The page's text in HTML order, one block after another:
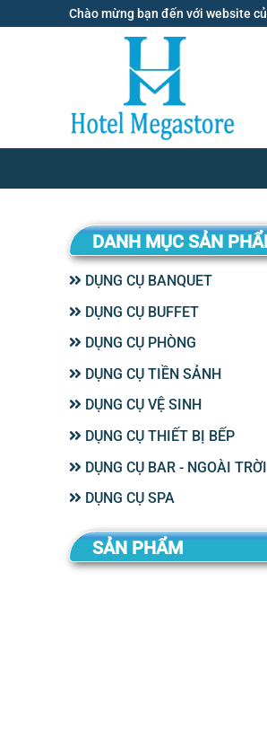
qua
Chào mừng bạn đến với website
DANH MỤC SẢN
DỤNG CỤ BANQUET
DỤNG CỤ BUFFET
DỤNG CỤ PHÒNG
DỤNG CỤ TIỀN SẢNH
DỤNG CỤ VỆ SINH
DỤNG CỤ THIẾT BỊ BẾP
DỤNG CỤ BAR - NGOÀI TRỜI
DỤNG CỤ SPA
SẢN PHẨM